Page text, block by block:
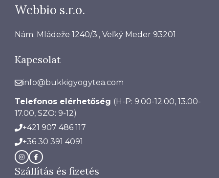
Webbio s.r.o.
Nám. Mládeže 1240/3., Veľký Meder 93201
Kapcsolat
info@bukkigyogytea.com
Telefonos elérhetőség (H-P: 9.00-12.00, 13.00-
17.00, SZO: 9-12)
+421 907 486 117
+36 30 391 4091
Szállítás és fizetés